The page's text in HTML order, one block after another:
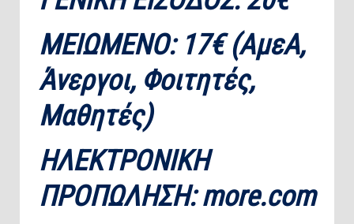
ΜΕΙΩΜΕΝΟ: 17€ (ΑμεΑ,
Άνεργοι, Φοιτητές,
Μαθητές)
ΗΛΕΚΤΡΟΝΙΚΗ
ΠΡΟΠΩΛΗΣΗ: more.com